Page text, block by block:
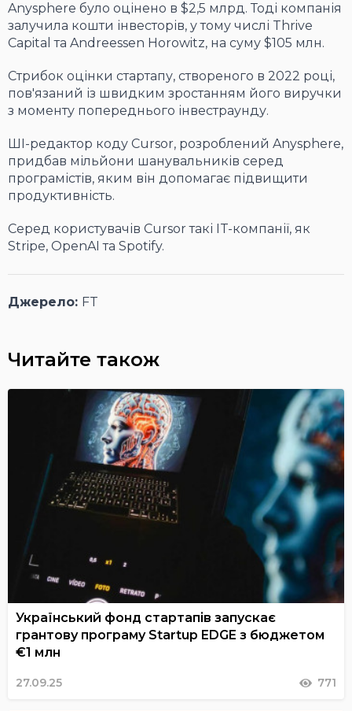
Anysphere було оцінено в $2,5 млрд. Тоді компанія
залучила кошти інвесторів, у тому числі Thrive
Capital та Andreessen Horowitz, на суму $105 млн.
Стрибок оцінки стартапу, створеного в 2022 році,
пов'язаний із швидким зростанням його виручки
з моменту попереднього інвестраунду.
ШІ-редактор коду Cursor, розроблений Anysphere,
придбав мільйони шанувальників серед
програмістів, яким він допомагає підвищити
продуктивність.
Серед користувачів Cursor такі IT-компанії, як
Stripe, OpenAI та Spotify.
Джерело: FT
Читайте також
Український фонд стартапів запускає
грантову програму Startup EDGE з бюджетом
€1 млн
27.09.25 771